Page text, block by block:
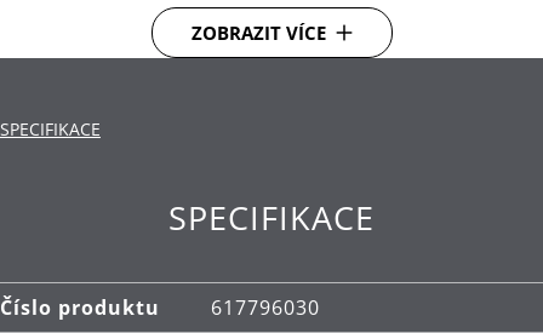
životnost pro čisticí řešení, které je vytvořeno tak,
aby obstálo dlouhodobě
elegantní vysoce kvalitní nerezové oceli
kontaktu s kyselinami i korozí a povrch je velmi
dobře chráněný proti poškrábání.
Úložný box:praktické a kompaktní úložiště.
ZOBRAZIT VÍCE
SPECIFIKACE
SPECIFIKACE
Číslo produktu
617796030